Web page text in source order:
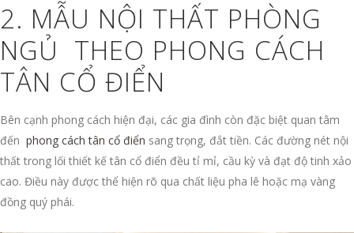
2. MẪU NỘI THẤT PHÒNG
NGỦ THEO PHONG CÁCH
TÂN CỔ ĐIỂN
Bên cạnh phong cách hiện đại, các gia đình còn đặc biệt quan tâm
đến phong cách tân cổ điển sang trọng, đắt tiền. Các đường nét nội
thất trong lối thiết kế tân cổ điển đều tỉ mỉ, cầu kỳ và đạt độ tinh xảo
cao. Điều này được thể hiện rõ qua chất liệu pha lê hoặc mạ vàng
đồng quý phái.